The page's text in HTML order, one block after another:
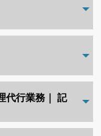
代行業務｜ 記